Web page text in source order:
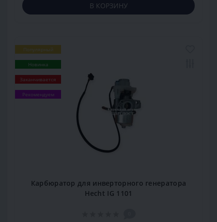
В КОРЗИНУ
Популярный
Новинка
Заканчивается
Рекомендуем
Карбюратор для инверторного генератора
Hecht IG 1101